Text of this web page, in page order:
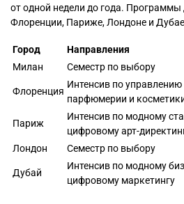
от одной недели до года.
Флоренции, Париже, Лондоне и
Город Направления
Милан
Семестр по выбору
Флоренция
Интенсив по
парфюмерии и
Париж
Интенсив по модному
цифровому арт-
Лондон Семестр по выбору
Дубай
Интенсив по модному
цифровому маркетингу